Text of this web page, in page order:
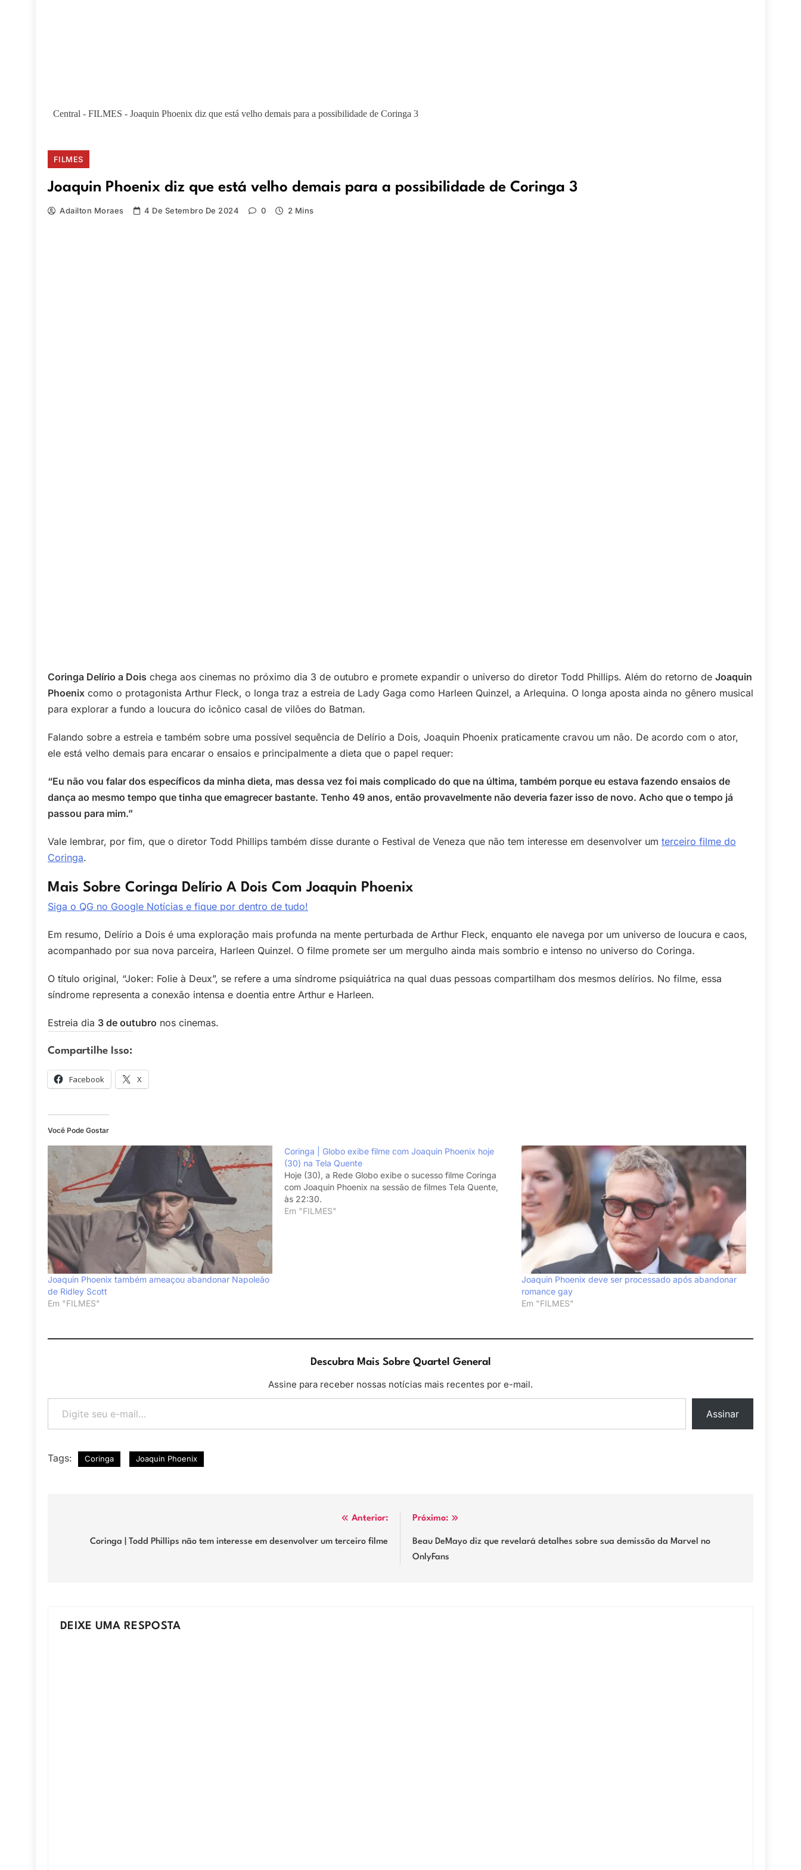
Central - FILMES - Joaquin Phoenix diz que está velho demais para a possibilidade de Coringa 3
FILMES
Joaquin Phoenix diz que está velho demais para a possibilidade de Coringa 3
Adailton Moraes 4 De Setembro De 2024 0 2 Mins
Coringa Delírio a Dois chega aos cinemas no próximo dia 3 de outubro e promete expandir o universo do diretor Todd Phillips. Além do retorno de Joaquin
Phoenix como o protagonista Arthur Fleck, o longa traz a estreia de Lady Gaga como Harleen Quinzel, a Arlequina. O longa aposta ainda no gênero musical
para explorar a fundo a loucura do icônico casal de vilões do Batman.
Falando sobre a estreia e também sobre uma possível sequência de Delírio a Dois, Joaquin Phoenix praticamente cravou um não. De acordo com o ator,
ele está velho demais para encarar o ensaios e principalmente a dieta que o papel requer:
“Eu não vou falar dos específicos da minha dieta, mas dessa vez foi mais complicado do que na última, também porque eu estava fazendo ensaios de
dança ao mesmo tempo que tinha que emagrecer bastante. Tenho 49 anos, então provavelmente não deveria fazer isso de novo. Acho que o tempo já
passou para mim.”
Vale lembrar, por fim, que o diretor Todd Phillips também disse durante o Festival de Veneza que não tem interesse em desenvolver um terceiro filme do
Coringa.
Mais Sobre Coringa Delírio A Dois Com Joaquin Phoenix
Siga o QG no Google Notícias e fique por dentro de tudo!
Em resumo, Delírio a Dois é uma exploração mais profunda na mente perturbada de Arthur Fleck, enquanto ele navega por um universo de loucura e caos,
acompanhado por sua nova parceira, Harleen Quinzel. O filme promete ser um mergulho ainda mais sombrio e intenso no universo do Coringa.
O título original, “Joker: Folie à Deux”, se refere a uma síndrome psiquiátrica na qual duas pessoas compartilham dos mesmos delírios. No filme, essa
síndrome representa a conexão intensa e doentia entre Arthur e Harleen.
Estreia dia 3 de outubro nos cinemas.
Compartilhe Isso:
Facebook X
Você Pode Gostar
Joaquin Phoenix também ameaçou abandonar Napoleão
de Ridley Scott
Em "FILMES"
Coringa | Globo exibe filme com Joaquin Phoenix hoje
(30) na Tela Quente
Hoje (30), a Rede Globo exibe o sucesso filme Coringa
com Joaquin Phoenix na sessão de filmes Tela Quente,
às 22:30.
Em "FILMES"
Joaquin Phoenix deve ser processado após abandonar
romance gay
Em "FILMES"
Descubra Mais Sobre Quartel General
Assine para receber nossas notícias mais recentes por e-mail.
Digite seu e-mail…
Assinar
Tags: Coringa Joaquin Phoenix
Anterior:
Coringa | Todd Phillips não tem interesse em desenvolver um terceiro filme
Próximo:
Beau DeMayo diz que revelará detalhes sobre sua demissão da Marvel no
OnlyFans
DEIXE UMA RESPOSTA